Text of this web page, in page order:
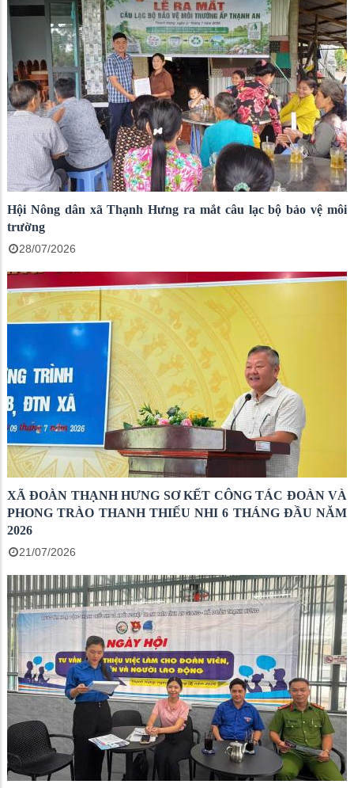
Hội Nông dân xã Thạnh Hưng ra mắt câu lạc bộ bảo vệ môi
trường
28/07/2026
XÃ ĐOÀN THẠNH HƯNG SƠ KẾT CÔNG TÁC ĐOÀN VÀ
PHONG TRÀO THANH THIẾU NHI 6 THÁNG ĐẦU NĂM
2026
21/07/2026